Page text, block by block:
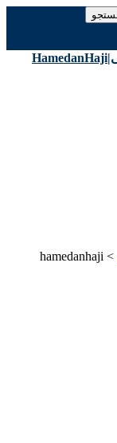
>
hamedanhaji